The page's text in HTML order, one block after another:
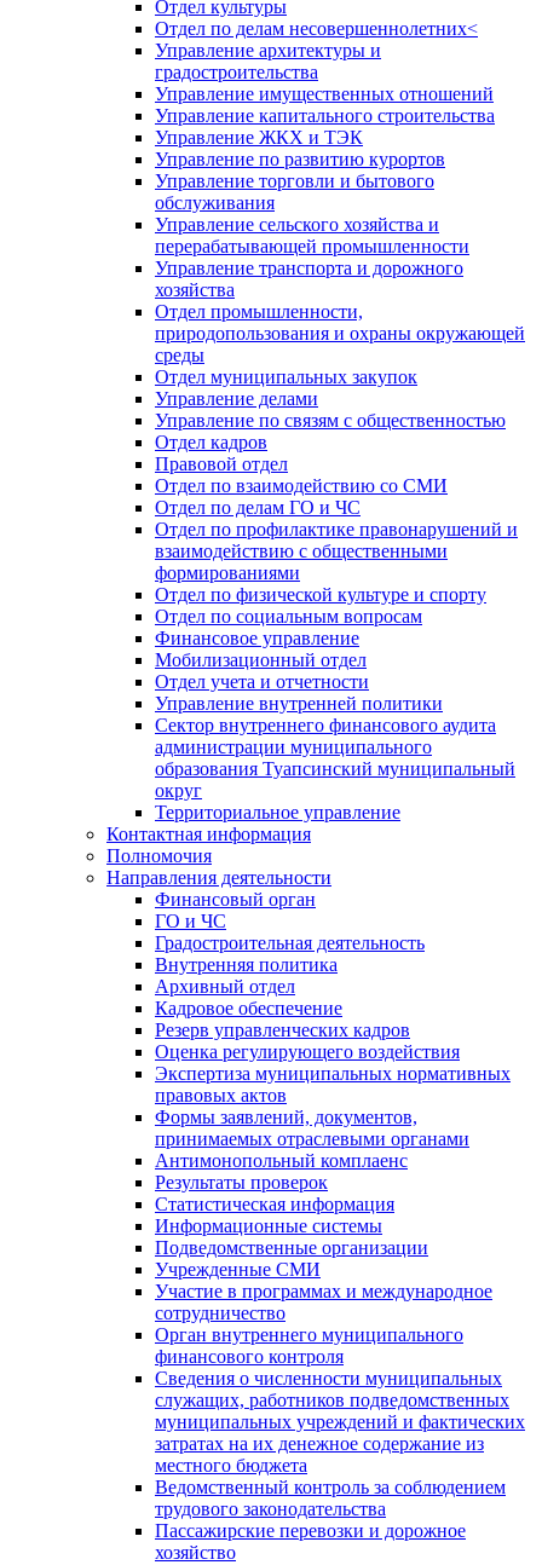
Отдел культуры
Отдел по делам несовершеннолетних<
Управление архитектуры и
градостроительства
Управление имущественных отношений
Управление капитального строительства
Управление ЖКХ и ТЭК
Управление по развитию курортов
Управление торговли и бытового
обслуживания
Управление сельского хозяйства и
перерабатывающей промышленности
Управление транспорта и дорожного
хозяйства
Отдел промышленности,
природопользования и охраны окружающей
среды
Отдел муниципальных закупок
Управление делами
Управление по связям с общественностью
Отдел кадров
Правовой отдел
Отдел по взаимодействию со СМИ
Отдел по делам ГО и ЧС
Отдел по профилактике правонарушений и
взаимодействию с общественными
формированиями
Отдел по физической культуре и спорту
Отдел по социальным вопросам
Финансовое управление
Мобилизационный отдел
Отдел учета и отчетности
Управление внутренней политики
Сектор внутреннего финансового аудита
администрации муниципального
образования Туапсинский муниципальный
округ
Территориальное управление
Контактная информация
Полномочия
Направления деятельности
Финансовый орган
ГО и ЧС
Градостроительная деятельность
Внутренняя политика
Архивный отдел
Кадровое обеспечение
Резерв управленческих кадров
Оценка регулирующего воздействия
Экспертиза муниципальных нормативных
правовых актов
Формы заявлений, документов,
принимаемых отраслевыми органами
Антимонопольный комплаенс
Результаты проверок
Статистическая информация
Информационные системы
Подведомственные организации
Учрежденные СМИ
Участие в программах и международное
сотрудничество
Орган внутреннего муниципального
финансового контроля
Сведения о численности муниципальных
служащих, работников подведомственных
муниципальных учреждений и фактических
затратах на их денежное содержание из
местного бюджета
Ведомственный контроль за соблюдением
трудового законодательства
Пассажирские перевозки и дорожное
хозяйство